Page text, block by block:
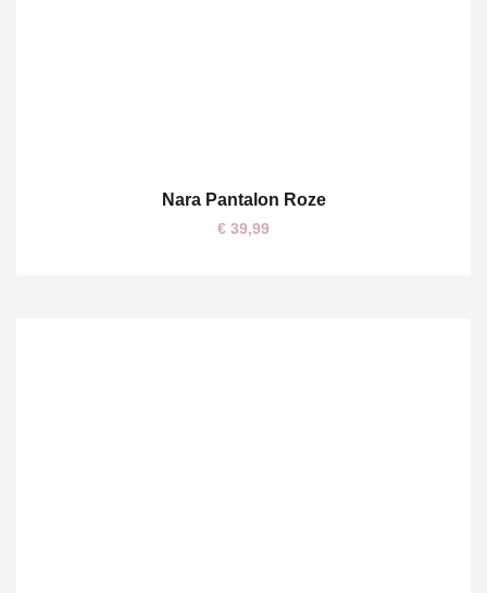
S M L
Nara Pantalon Roze
€ 39,99